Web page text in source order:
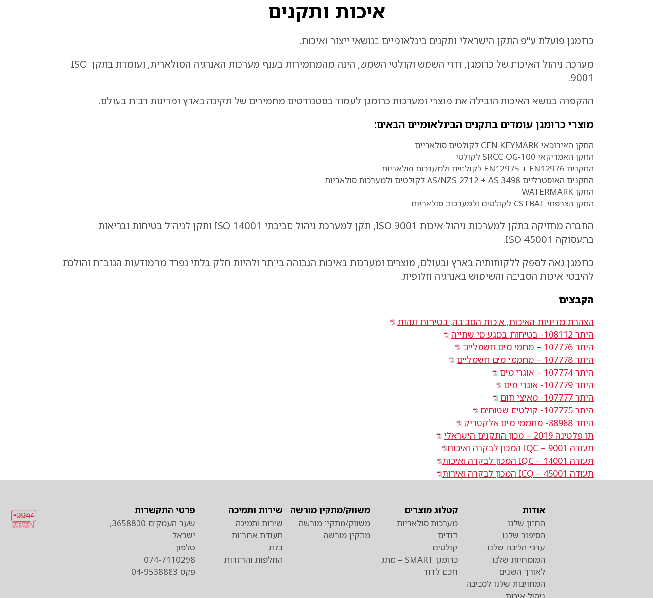
איכות ותקנים
כרומגן פועלת ע"פ התקן הישראלי ותקנים בינלאומיים בנושאי ייצור ואיכות.
מערכת ניהול האיכות של כרומגן, דודי השמש וקולטי השמש, הינה מהמחמירות בענף מערכות האנרגיה הסולארית, ועומדת בתקן ISO
9001.
ההקפדה בנושא האיכות הובילה את מוצרי ומערכות כרומגן לעמוד בסטנדרטים מחמירים של תקינה בארץ ומדינות רבות בעולם.
מוצרי כרומגן עומדים בתקנים הבינלאומיים הבאים:
התקן האירופאי CEN KEYMARK לקולטים סולאריים
התקן האמריקאי SRCC OG-100 לקולטי
התקנים EN12975 + EN12976 לקולטים ולמערכות סולאריות
התקנים האוסטרליים AS/NZS 2712 + AS 3498 לקולטים ולמערכות סולאריות
התקן WATERMARK
התקן הצרפתי CSTBAT לקולטים ולמערכות סולאריות
החברה מחזיקה בתקן למערכות ניהול איכות ISO 9001, תקן למערכת ניהול סביבתי ISO 14001 ותקן לניהול בטיחות ובריאות
בתעסוקה ISO 45001.
כרומגן גאה לספק ללקוחותיה בארץ ובעולם, מוצרים ומערכות באיכות הגבוהה ביותר ולהיות חלק בלתי נפרד מהמודעות הגוברת והולכת
להיבטי איכות הסביבה והשימוש באנרגיה חלופית.
הקבצים
הצהרת מדיניות האיכות, איכות הסביבה, בטיחות וגהות
היתר 108112- בטיחות במגע מי שתייה
היתר 107776 – מחמי מים חשמליים
היתר 107778 – מחממי מים חשמליים
היתר 107774 – אוגרי מים
היתר 107779- אוגרי מים
היתר 107777- מאיצי חום
היתר 107775- קולטים שטוחים
היתר 88988- מחממי מים אלקטריק
תו פלטינה 2019 – מכון התקנים הישראלי
תעודה 9001 – IQC המכון לבקרה ואיכות
תעודה 14001 – IQC המכון לבקרה ואיכות
תעודה 45001 – ICQ המכון לבקרה ואירות
אודות
החזון שלנו
הסיפור שלנו
ערכי הליבה שלנו
המומחיות שלנו
לאורך השנים
המחויבות שלנו לסביבה
קטלוג מוצרים
מערכות סולאריות
דודים
קולטים
כרומגן SMART – מתג
חכם לדוד
משווק/מתקין מורשה
משווק/מתקין מורשה
מתקין מורשה
שירות ותמיכה
שירות ותמיכה
תעודת אחריות
בלוג
החלפות והחזרות
פרטי התקשרות
שער העמקים 3658800,
ישראל
טלפון
074-7110298
פקס 04-9538883